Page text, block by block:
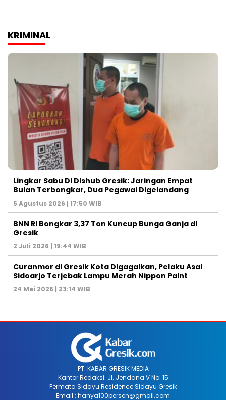
KRIMINAL
Lingkar Sabu Di Dishub Gresik: Jaringan Empat
Bulan Terbongkar, Dua Pegawai Digelandang
5 Agustus 2026 | 17:50 WIB
BNN RI Bongkar 3,37 Ton Kuncup Bunga Ganja di
Gresik
2 Juli 2026 | 19:44 WIB
Curanmor di Gresik Kota Digagalkan, Pelaku Asal
Sidoarjo Terjebak Lampu Merah Nippon Paint
24 Mei 2026 | 23:14 WIB
PT. KABAR GRESIK MEDIA
Kantor Redaksi: Jl. Jendana V No. 15
Permata Sidayu Residence Sidayu Gresik
Email : hanya100persen@gmail.com